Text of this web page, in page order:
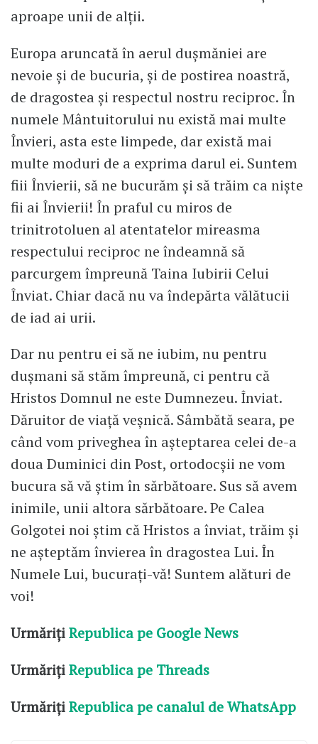
aproape unii de alții.
Europa aruncată în aerul dușmăniei are
nevoie și de bucuria, și de postirea noastră,
de dragostea și respectul nostru reciproc. În
numele Mântuitorului nu există mai multe
Învieri, asta este limpede, dar există mai
multe moduri de a exprima darul ei. Suntem
fiii Învierii, să ne bucurăm și să trăim ca niște
fii ai Învierii! În praful cu miros de
trinitrotoluen al atentatelor mireasma
respectului reciproc ne îndeamnă să
parcurgem împreună Taina Iubirii Celui
Înviat. Chiar dacă nu va îndepărta vălătucii
de iad ai urii.
Dar nu pentru ei să ne iubim, nu pentru
dușmani să stăm împreună, ci pentru că
Hristos Domnul ne este Dumnezeu. Înviat.
Dăruitor de viață veșnică. Sâmbătă seara, pe
când vom priveghea în așteptarea celei de-a
doua Duminici din Post, ortodocșii ne vom
bucura să vă știm în sărbătoare. Sus să avem
inimile, unii altora sărbătoare. Pe Calea
Golgotei noi știm că Hristos a înviat, trăim și
ne așteptăm învierea în dragostea Lui. În
Numele Lui, bucurați-vă! Suntem alături de
voi!
UrmărițiRepublica pe Google News
UrmărițiRepublica pe Threads
UrmărițiRepublica pe canalul de WhatsApp